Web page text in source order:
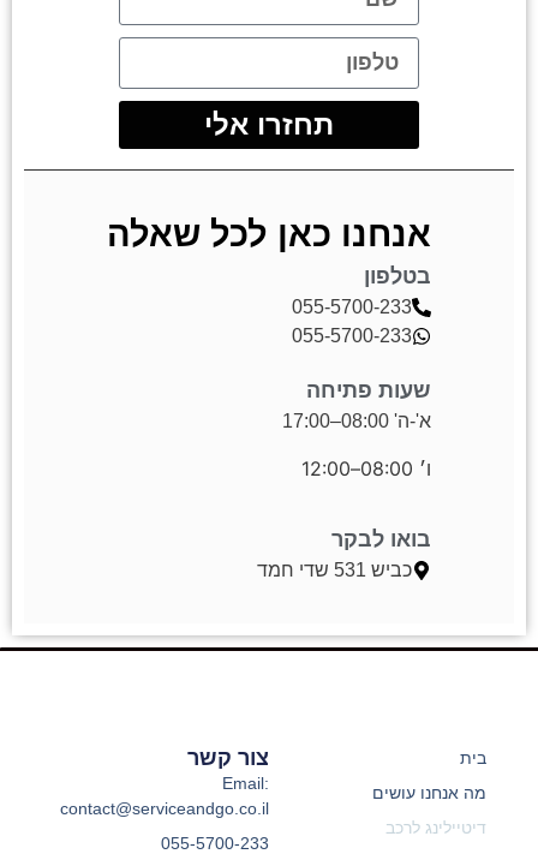
תחזרו אלי
אנחנו כאן לכל שאלה
בטלפון
055-5700-233
055-5700-233
שעות פתיחה
א'-ה' 08:00–17:00
ו׳ 08:00–12:00
בואו לבקר
כביש 531 שדי חמד
בית
מה אנחנו עושים
דיטיילינג לרכב
צור קשר
Email:
contact@serviceandgo.co.il
055-5700-233